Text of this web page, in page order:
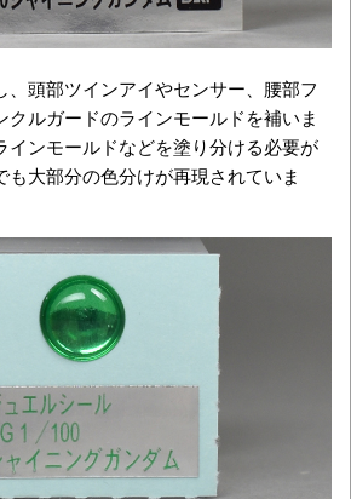
、頭部ツインアイやセンサー、腰部フ
クルガードのラインモールドを補いま
インモールドなどを塗り分ける必要が
も大部分の色分けが再現されていま